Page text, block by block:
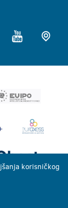
korisničkog